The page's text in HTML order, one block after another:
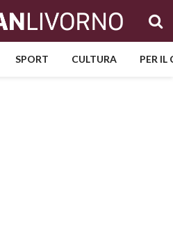
SPORT CULTURA PER